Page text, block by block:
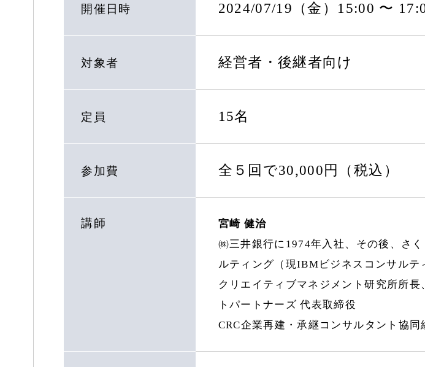
開催日時 2024/07/19（金）15:00 〜
対象者 経営者・後継者向け
定員 15名
参加費 全５回で30,000円（税込）
講師
宮崎 健治
㈱三井銀行に1974年入社、その後、さ
ルティング（現IBMビジネスコンサルテ
クリエイティブマネジメント研究所所
トパートナーズ 代表取締役
CRC企業再建・承継コンサルタント協